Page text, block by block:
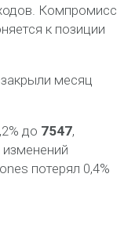
Компромисс
к позиции
месяц
до 7547,
изменений
потерял 0,4%